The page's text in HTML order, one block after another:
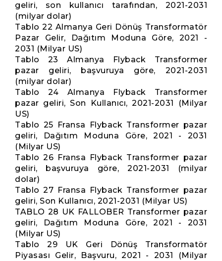
geliri, son kullanıcı tarafından, 2021-2031
(milyar dolar)
Tablo 22 Almanya Geri Dönüş Transformatör
Pazar Gelir, Dağıtım Moduna Göre, 2021 -
2031 (Milyar US)
Tablo 23 Almanya Flyback Transformer
pazar geliri, başvuruya göre, 2021-2031
(milyar dolar)
Tablo 24 Almanya Flyback Transformer
pazar geliri, Son Kullanıcı, 2021-2031 (Milyar
US)
Tablo 25 Fransa Flyback Transformer pazar
geliri, Dağıtım Moduna Göre, 2021 - 2031
(Milyar US)
Tablo 26 Fransa Flyback Transformer pazar
geliri, başvuruya göre, 2021-2031 (milyar
dolar)
Tablo 27 Fransa Flyback Transformer pazar
geliri, Son Kullanıcı, 2021-2031 (Milyar US)
TABLO 28 UK FALLOBER Transformer pazar
geliri, Dağıtım Moduna Göre, 2021 - 2031
(Milyar US)
Tablo 29 UK Geri Dönüş Transformatör
Piyasası Gelir, Başvuru, 2021 - 2031 (Milyar